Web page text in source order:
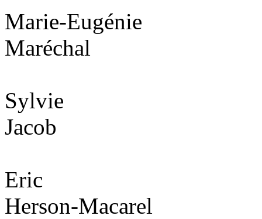
Marie-Eugénie
Maréchal
Sylvie
Jacob
Eric
Herson-Macarel